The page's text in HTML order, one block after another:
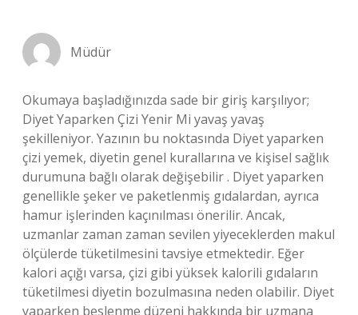
Müdür
Okumaya başladığınızda sade bir giriş karşılıyor;
Diyet Yaparken Çizi Yenir Mi yavaş yavaş
şekilleniyor. Yazının bu noktasında Diyet yaparken
çizi yemek, diyetin genel kurallarına ve kişisel sağlık
durumuna bağlı olarak değişebilir . Diyet yaparken
genellikle şeker ve paketlenmiş gıdalardan, ayrıca
hamur işlerinden kaçınılması önerilir. Ancak,
uzmanlar zaman zaman sevilen yiyeceklerden makul
ölçülerde tüketilmesini tavsiye etmektedir. Eğer
kalori açığı varsa, çizi gibi yüksek kalorili gıdaların
tüketilmesi diyetin bozulmasına neden olabilir. Diyet
yaparken beslenme düzeni hakkında bir uzmana